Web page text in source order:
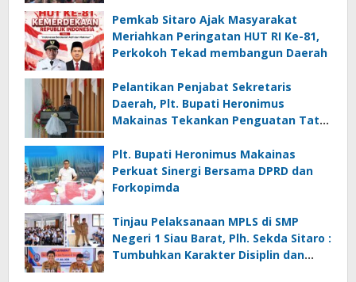
Pemkab Sitaro Ajak Masyarakat
Meriahkan Peringatan HUT RI Ke-81,
Perkokoh Tekad membangun Daerah
Pelantikan Penjabat Sekretaris
Daerah, Plt. Bupati Heronimus
Makainas Tekankan Penguatan Tata
Publik
Plt. Bupati Heronimus Makainas
Perkuat Sinergi Bersama DPRD dan
Forkopimda
Tinjau Pelaksanaan MPLS di SMP
Negeri 1 Siau Barat, Plh. Sekda Sitaro :
Tumbuhkan Karakter Disiplin dan